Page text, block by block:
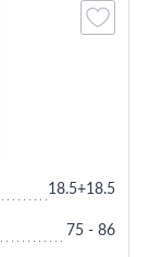
18.5+18.5
75 - 86